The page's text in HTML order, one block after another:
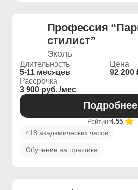
Профессия
стилист”
Эколь
Длительность
5-11 месяцев
Цена
92 200
Рассрочка
3 900 руб. /мес
Подробнее
Рейтинг4.55
418 академических часов
Обучение на практике